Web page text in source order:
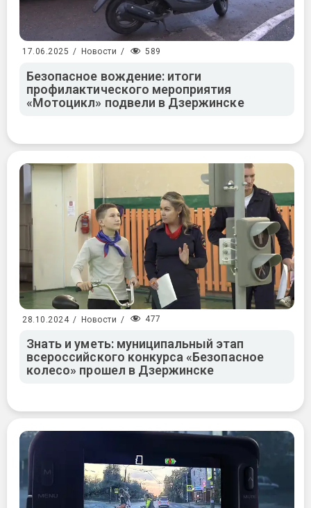
17.06.2025 / Новости / 589
Безопасное вождение: итоги
профилактического мероприятия
«Мотоцикл» подвели в Дзержинске
28.10.2024 / Новости / 477
Знать и уметь: муниципальный этап
всероссийского конкурса «Безопасное
колесо» прошел в Дзержинске